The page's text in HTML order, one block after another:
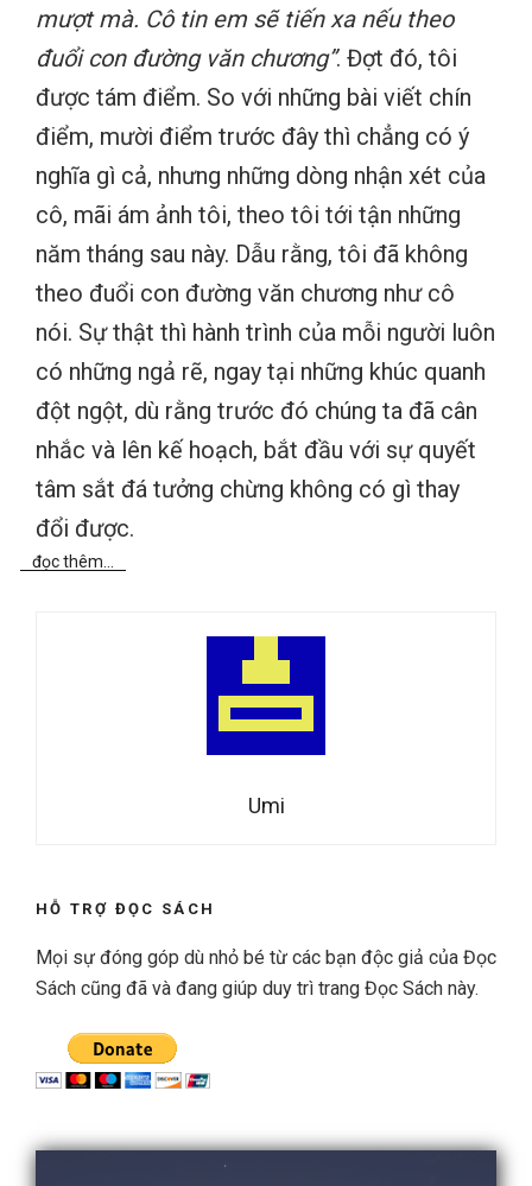
mượt mà. Cô tin em sẽ tiến xa nếu theo
đuổi con đường văn chương”. Đợt đó, tôi
được tám điểm. So với những bài viết chín
điểm, mười điểm trước đây thì chẳng có ý
nghĩa gì cả, nhưng những dòng nhận xét của
cô, mãi ám ảnh tôi, theo tôi tới tận những
năm tháng sau này. Dẫu rằng, tôi đã không
theo đuổi con đường văn chương như cô
nói. Sự thật thì hành trình của mỗi người luôn
có những ngả rẽ, ngay tại những khúc quanh
đột ngột, dù rằng trước đó chúng ta đã cân
nhắc và lên kế hoạch, bắt đầu với sự quyết
tâm sắt đá tưởng chừng không có gì thay
đổi được.
đọc thêm...
Umi
HỖ TRỢ ĐỌC SÁCH
Mọi sự đóng góp dù nhỏ bé từ các bạn độc giả của Đọc
Sách cũng đã và đang giúp duy trì trang Đọc Sách này.